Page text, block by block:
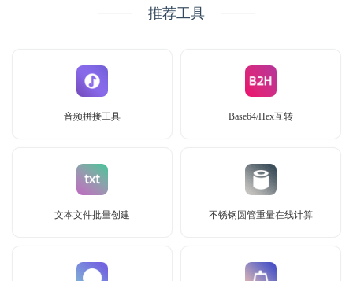
推荐工具
音频拼接工具 Base64/Hex互转
文本文件批量创建 不锈钢圆管重量在线计算